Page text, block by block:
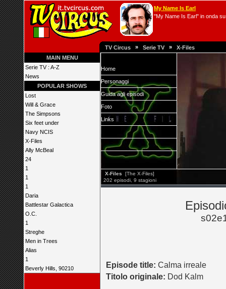
My Name Is Earl
"My Name Is Earl" in onda
TV Circus » Serie TV » X-Files
MAIN MENU
Serie TV : A-Z
News
POPULAR SHOWS
Lost
Will & Grace
The Simpsons
Six feet under
Navy NCIS
X-Files
Ally McBeal
24
1
1
1
Daria
Battlestar Galactica
O.C.
1
Streghe
Men in Trees
Alias
1
Beverly Hills, 90210
Home
Personaggi
Guida agli episodi
Foto
Links
X-Files
[The X-Files]
202 episodi, 9 stagioni
Episode title: Calma irreale
Titolo originale: Dod Kalm